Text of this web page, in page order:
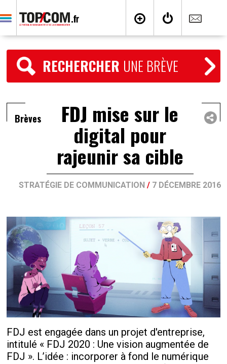
RECHERCHER UNE BRÈVE
Brèves FDJ mise sur le
digital pour
rajeunir sa cible
STRATÉGIE DE COMMUNICATION / 7 DÉCEMBRE 2016
FDJ est engagée dans un projet d'entreprise,
intitulé « FDJ 2020 : Une vision augmentée de
FDJ ». L’idée : incorporer à fond le numérique